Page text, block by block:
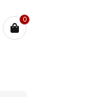
0